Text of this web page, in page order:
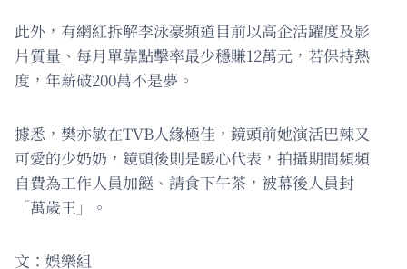
此外，有網紅拆解李泳豪頻道目前以高企活躍度及影
片質量、每月單靠點擊率最少穩賺12萬元，若保持熱
度，年薪破200萬不是夢。
據悉，樊亦敏在TVB人緣極佳，鏡頭前她演活巴辣又
可愛的少奶奶，鏡頭後則是暖心代表，拍攝期間頻頻
自費為工作人員加餸、請食下午茶，被幕後人員封
「萬歲王」。
文：娛樂組